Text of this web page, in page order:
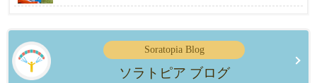
Soratopia Blog
ソラトピア ブログ